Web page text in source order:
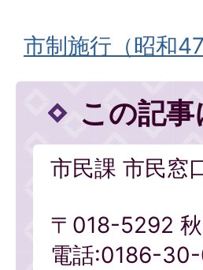
市制施行（昭和
この記
市民課 市民窓
〒018-5292
電話:0186-